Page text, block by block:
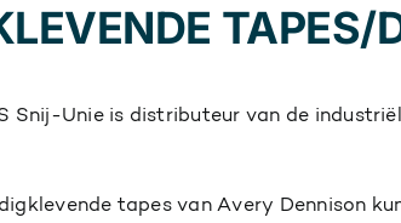
Snij-Unie is distributeur van de
tapes van Avery Dennison